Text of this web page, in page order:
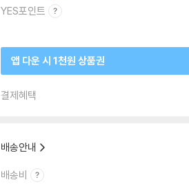
YES포인트
앱 다운 시 1천원 상품권
결제혜택
배송안내
배송비